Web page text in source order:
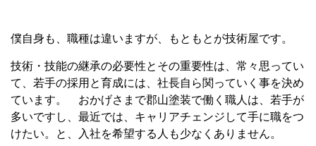
僕自身も、職種は違いますが、もともとが技術屋です。
技術・技能の継承の必要性とその重要性は、常々思ってい
て、若手の採用と育成には、社長自ら関っていく事を決め
ています。 おかげさまで郡山塗装で働く職人は、若手が
多いですし、最近では、キャリアチェンジして手に職をつ
けたい。と、入社を希望する人も少なくありません。